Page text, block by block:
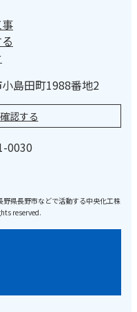
島田町1988番地2
認する
0030
県長野市などで活動する中央化工株
reserved.